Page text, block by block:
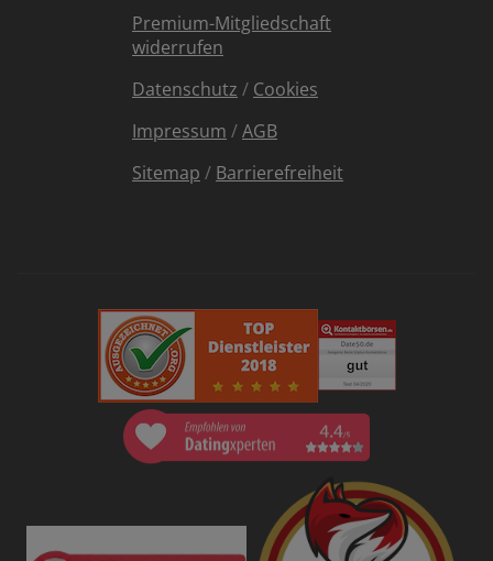
Premium-Mitgliedschaft
widerrufen
Datenschutz / Cookies
Impressum /AGB
Sitemap / Barrierefreiheit